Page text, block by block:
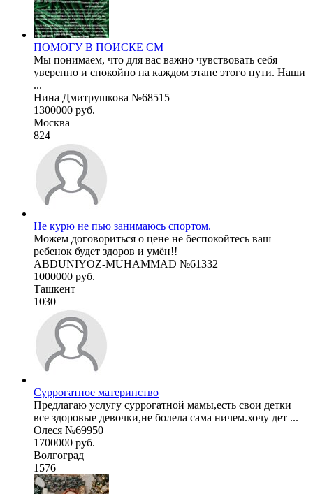
ПОМОГУ В ПОИСКЕ СМ
Мы понимаем, что для вас важно чувствовать себя
уверенно и спокойно на каждом этапе этого пути. Наши
...
Нина Дмитрушкова №68515
1300000 руб.
Москва
824
Не курю не пью занимаюсь спортом.
Можем договориться о цене не беспокойтесь ваш
ребенок будет здоров и умён!!
ABDUNIYOZ-MUHAMMAD №61332
1000000 руб.
Ташкент
1030
Суррогатное материнство
Предлагаю услугу суррогатной мамы,есть свои детки
все здоровые девочки,не болела сама ничем.хочу дет ...
Олеся №69950
1700000 руб.
Волгоград
1576